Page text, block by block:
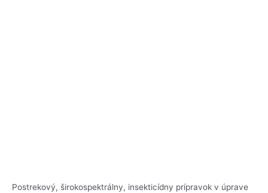
Postrekový, širokospektrálny, insekticídny prípravok v úprave